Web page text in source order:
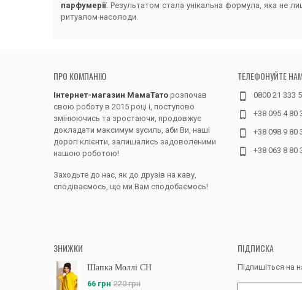
парфумерії. Результатом стала унікальна формула, яка не
ритуалом насолоди.
ПРО КОМПАНІЮ
Інтернет-магазин МамаТато розпочав
свою роботу в 2015 році і, поступово
змінюючись та зростаючи, продовжує
докладати максимум зусиль, аби Ви, наші
дорогі клієнти, залишались задоволеними
нашою роботою!
Заходьте до нас, як до друзів на каву,
сподіваємось, що ми Вам сподобаємось!
ТЕЛЕФОНУЙТЕ
0800 21 333
+38 095 4 80
+38 098 9 80
+38 063 8 80
ЗНИЖКИ
Шапка Моллі CH
66 грн 220 грн
ПІДПИСКА
Підпишіться на